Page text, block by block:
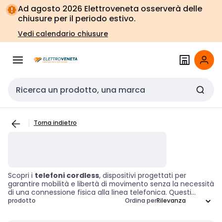
Vai alla
navigazione
Vai
alla
pagina
Ad agosto 2026 Elettroveneta osserverà delle
chiusure per il periodo estivo.
Vedi calendario chiusure
Cerca input
Torna indietro
Scopri i telefoni cordless, dispositivi progettati per
garantire mobilità e libertà di movimento senza la necessità
di una connessione fisica alla linea telefonica. Questi
strumenti essenziali per la comunicazione offrono una
prodotto Ordina per